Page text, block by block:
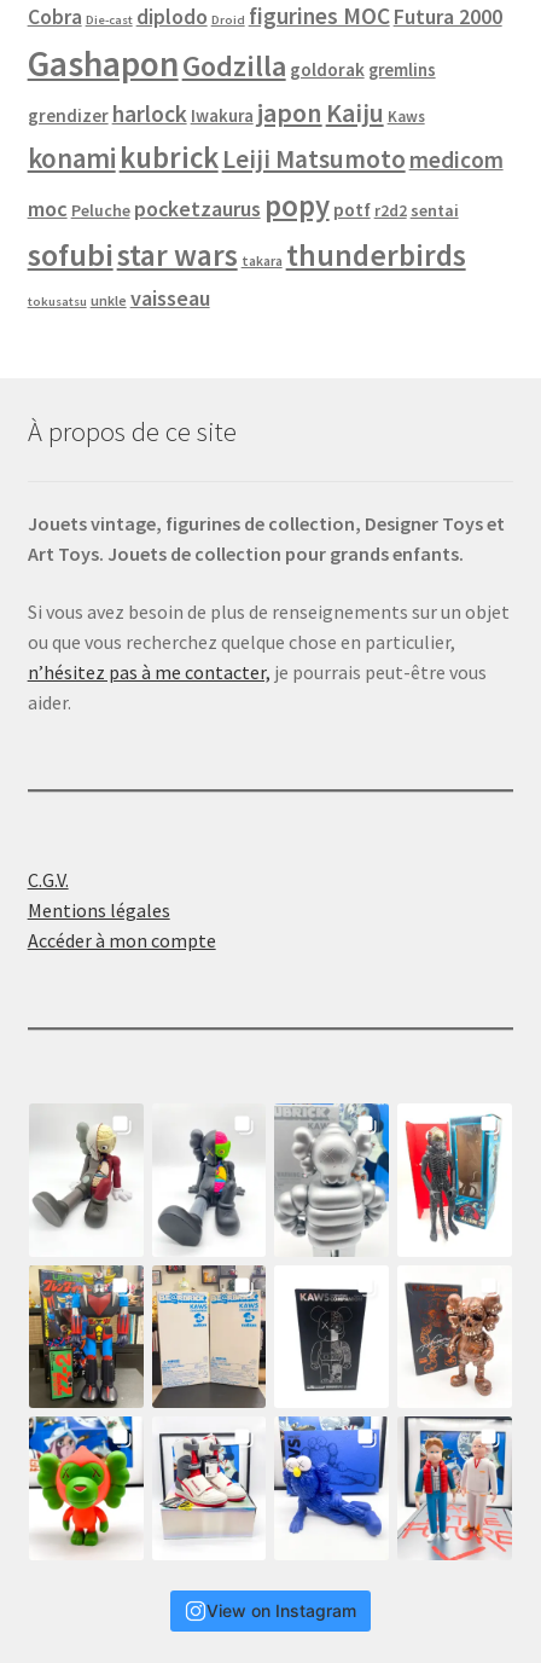
Cobra Die-cast diplodo Droid figurines MOCFutura 2000
GashaponGodzilla goldorak gremlins
grendizer harlock Iwakura japon Kaiju Kaws
konami kubrickLeiji Matsumoto medicom
moc Peluche pocketzaurus popy potf r2d2 sentai
sofubistar wars takara thunderbirds
tokusatsu unkle vaisseau
À propos de ce site
Jouets vintage, figurines de collection, Designer Toys et
Art Toys. Jouets de collection pour grands enfants.
Si vous avez besoin de plus de renseignements sur un objet
ou que vous recherchez quelque chose en particulier,
n’hésitez pas à me contacter, je pourrais peut-être vous
aider.
C.G.V.
Mentions légales
Accéder à mon compte
View on Instagram